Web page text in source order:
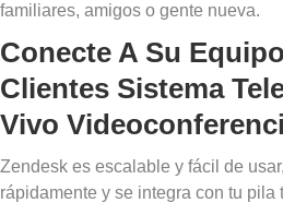
familiares, amigos o gente nueva.
Conecte A Su
Clientes Sistema
Vivo
Zendesk es escalable y fácil de
rápidamente y se integra con tu pila